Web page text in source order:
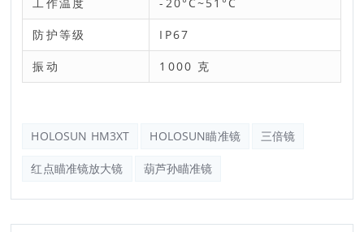
防护等级 IP67
振动 1000 克
HOLOSUN HM3XT HOLOSUN瞄准镜 三倍镜
红点瞄准镜放大镜 葫芦孙瞄准镜